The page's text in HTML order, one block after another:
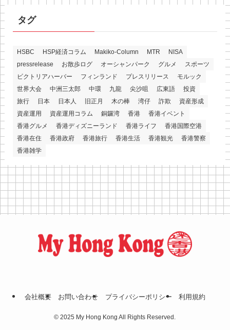
タグ
HSBC HSP経済コラム Makiko-Column MTR
NISA
pressrelease
お散歩ログ オーシャンパーク グルメ
スポーツ
ビクトリアハーバー
フィンランド プレスリリース
モルック
世界大会
中洲三太郎 中環 九龍 尖沙咀 広東語
投資
旅行
日本 日本人 旧正月 木の棒 湾仔 詐欺
資産形成
資産運用
資産運用コラム 銅鑼湾 香港
香港イベント
香港グルメ
香港ディズニーランド 香港ライフ
香港国際空港
香港在住
香港政府 香港旅行 香港生活 香港観光
香港警察
香港雑学
会社概要 お問い合わせ プライバシーポリシー 利⽤規約
© 2025 My Hong Kong All Rights Reserved.